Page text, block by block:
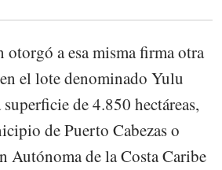
otorgó a esa misma firma otra
el lote denominado Yulu
de 4.850 hectáreas,
de Puerto Cabezas o
Autónoma de la Costa Caribe